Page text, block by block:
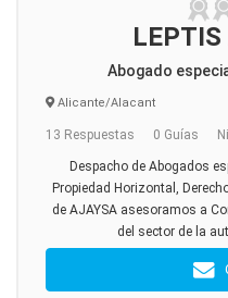
LEPTIS
Abogado
Alicante/Alacant
13 Respuestas 0 Guías
Despacho de Abogados
Propiedad Horizontal,
de AJAYSA asesoramos a
del sector de la